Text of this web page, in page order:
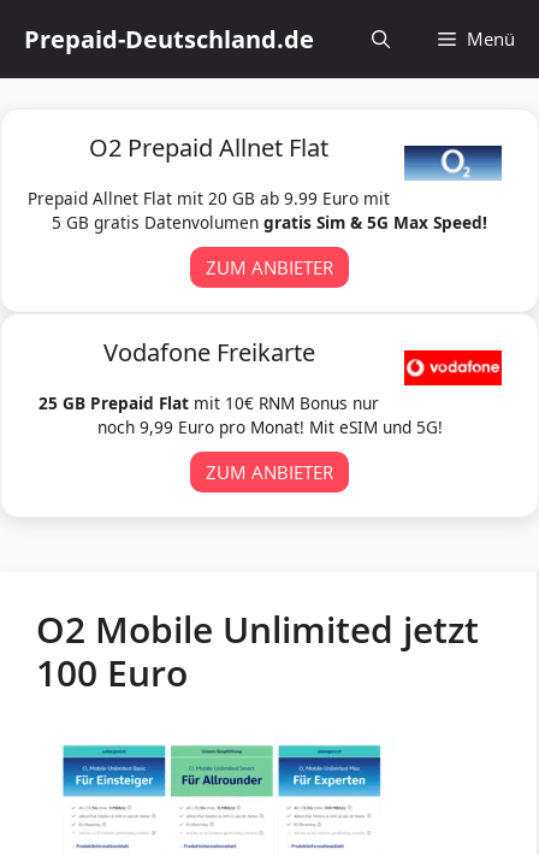
Inhalt
springen
Prepaid-Deutschland.de Menü
O2 Prepaid Allnet Flat
Prepaid Allnet Flat mit 20 GB ab 9.99 Euro mit
5 GB gratis Datenvolumen gratis Sim & 5G Max Speed!
ZUM ANBIETER
Vodafone Freikarte
25 GB Prepaid Flat mit 10€ RNM Bonus nur
noch 9,99 Euro pro Monat! Mit eSIM und 5G!
ZUM ANBIETER
O2 Mobile Unlimited jetzt
100 Euro